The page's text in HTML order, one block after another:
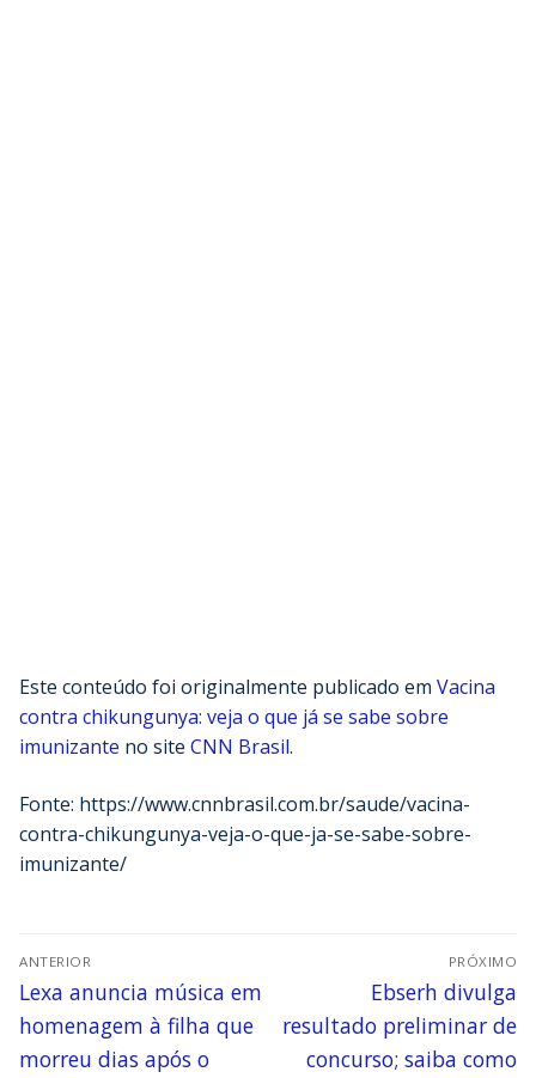
Este conteúdo foi originalmente publicado em Vacina
contra chikungunya: veja o que já se sabe sobre
imunizante no site CNN Brasil.
Fonte: https://www.cnnbrasil.com.br/saude/vacina-
contra-chikungunya-veja-o-que-ja-se-sabe-sobre-
imunizante/
ANTERIOR
Lexa anuncia música em
homenagem à filha que
morreu dias após o
PRÓXIMO
Ebserh divulga
resultado preliminar de
concurso; saiba como